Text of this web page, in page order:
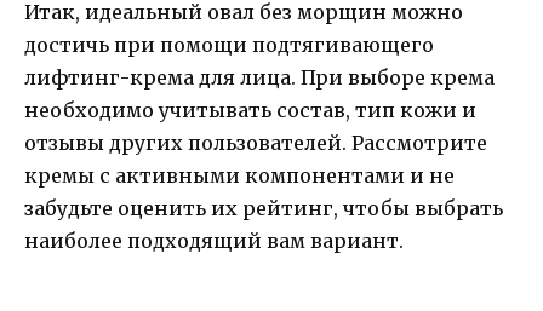
Итак, идеальный овал без морщин можно
достичь при помощи подтягивающего
лифтинг-крема для лица. При выборе крема
необходимо учитывать состав, тип кожи и
отзывы других пользователей. Рассмотрите
кремы с активными компонентами и не
забудьте оценить их рейтинг, чтобы выбрать
наиболее подходящий вам вариант.